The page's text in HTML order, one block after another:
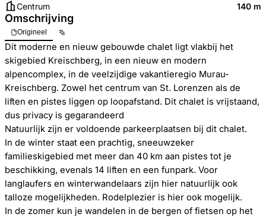
Centrum
140 m
Omschrijving
Origineel
Dit moderne en nieuw gebouwde chalet ligt vlakbij het
skigebied Kreischberg, in een nieuw en modern
alpencomplex, in de veelzijdige vakantieregio Murau-
Kreischberg. Zowel het centrum van St. Lorenzen als de
liften en pistes liggen op loopafstand. Dit chalet is vrijstaand,
dus privacy is gegarandeerd
Natuurlijk zijn er voldoende parkeerplaatsen bij dit chalet.
In de winter staat een prachtig, sneeuwzeker
familieskigebied met meer dan 40 km aan pistes tot je
beschikking, evenals 14 liften en een funpark. Voor
langlaufers en winterwandelaars zijn hier natuurlijk ook
talloze mogelijkheden. Rodelplezier is hier ook mogelijk.
In de zomer kun je wandelen in de bergen of fietsen op het